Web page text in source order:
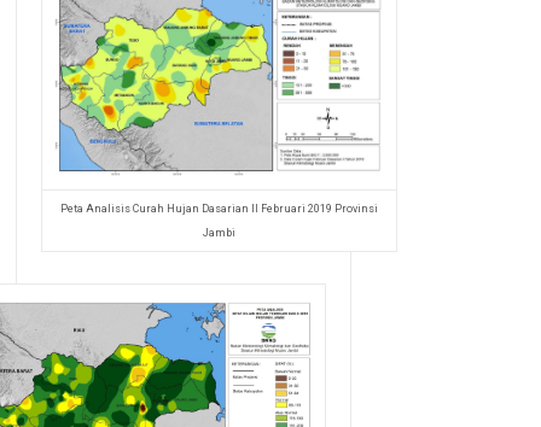
Peta Analisis Curah Hujan Dasarian II Februari 2019 Provinsi
Jambi